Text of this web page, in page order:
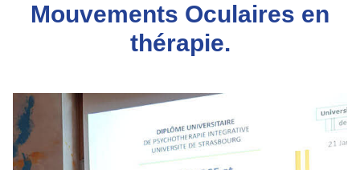
Mouvements Oculaires en
thérapie.